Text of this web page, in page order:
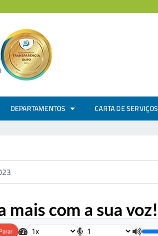
DEPARTAMENTOS CARTA DE SERVIÇOS
mais com a sua voz!
Parar